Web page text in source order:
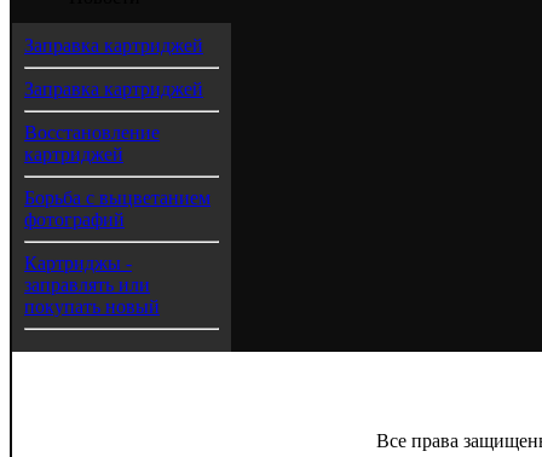
Заправка картриджей
Заправка картриджей
Восстановление
картриджей
Борьба с выцветанием
фотографий
Картриджы -
заправлять или
покупать новый
Все права